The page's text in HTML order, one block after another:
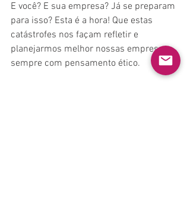
E você? E sua empresa? Já se preparam
para isso? Esta é a hora! Que estas
catástrofes nos façam refletir e
planejarmos melhor nossas empresas,
sempre com pensamento ético.